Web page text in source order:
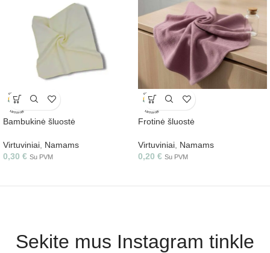
Bambukinė šluostė
Virtuviniai Namams
0,30 € Su PVM
Frotinė šluostė
Virtuviniai Namams
0,20 € Su PVM
Sekite mus Instagram tinkle